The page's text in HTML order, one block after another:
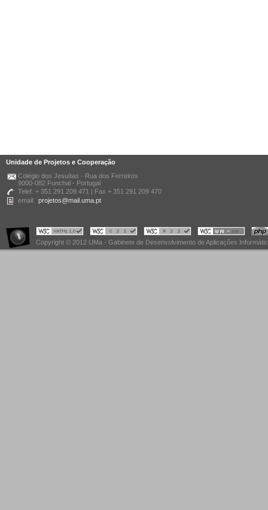
Unidade de Projetos e Cooperação
Colégio dos Jesuítas - Rua dos Ferreiros
9000-082 Funchal - Portugal
Telef. + 351 291 209 471 | Fax + 351 291 209 470
email: projetos@mail.uma.pt
Copyright © 2012 UMa - Gabinete de Desenvolvimento de Aplicações